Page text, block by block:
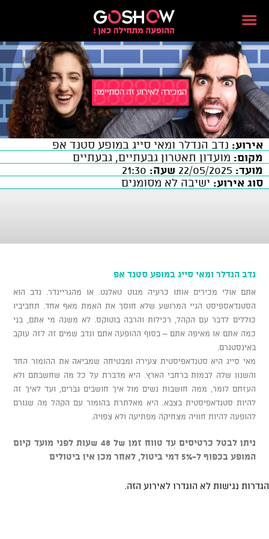
אירוע: נדב הנדלר ומאי סייג במופע סטנד אפ
מקום: מועדון תאטרון גבעתיים, גבעתיים
מועד:
שעה:
סוג אירוע: ישיבה לא מסומנים
נדב הנדלר ומאי סייג במופע סטנד אפ
אתם אולי מכירים אותו כרעיה מגוט טאלנט. או מהגריינדר. נדב הוא
הסטנדאספיסט הגיי המרושע שלא חוסך את האמת מאף אחד. תחביביו
כוללים לדבר עם הקהל, רכילות והרבה בוטוקס. לא משנה מי אתם, בני
כמה אתם או מאיפה אתם – בסוף ההופעה אתם ונדב שמים זה לזה עוקב
באינסטגרם.
מאי סייג היא סטנדאפיסטית צעירה ומבטיחה שמביאה את ההומור החד
והשנון שלה לבמות ברחבי הארץ. היא מדברת על כל מה שחשבתם ולא
העזתם לומר, ממה חושבות נשים מול איך חושבים גברים, ועד לאיך זה
להיות סטנדאפיסטית בצבא. היא מאלתרת בהומור עם הקהל מה שגורם
להופעה להיות חוויה מצחיקה מפתיעה ולא צפויה.
ניתן לבטל כרטיסים עד טווח זמן של 48 שעות לפני מועד קיום
המופע בכפוף ל-5% דמי ביטול, לאחר מכן אין ביטולים
הגדרות נגישות לא הוגדרו לאירוע הזה.